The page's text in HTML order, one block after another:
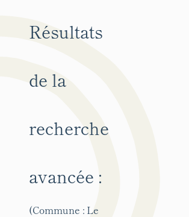
Résultats
de la
recherche
avancée :
(Commune : Le